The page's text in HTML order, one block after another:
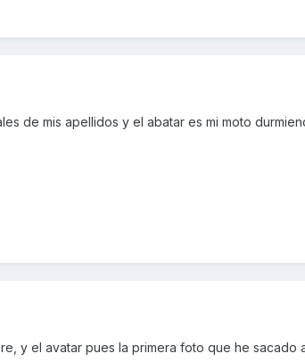
de mis apellidos y el abatar es mi moto
y el avatar pues la primera foto que he sacado